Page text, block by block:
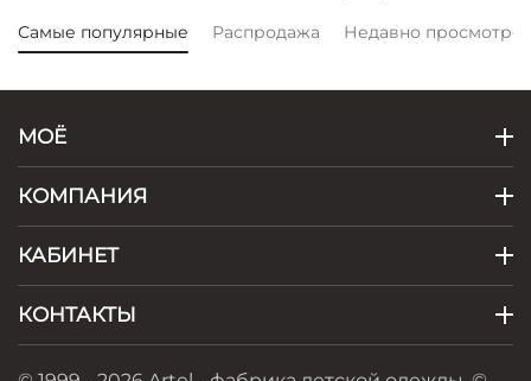
Самые популярные Распродажа Недавно
МОЁ
КОМПАНИЯ
КАБИНЕТ
КОНТАКТЫ